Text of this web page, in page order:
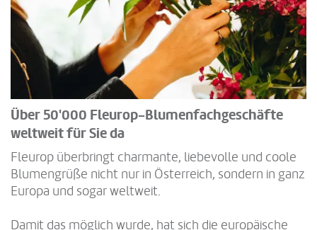
Über 50'000 Fleurop-Blumenfachgeschäfte
weltweit für Sie da
Fleurop überbringt charmante, liebevolle und coole
Blumengrüße nicht nur in Österreich, sondern in ganz
Europa und sogar weltweit.
Damit das möglich wurde, hat sich die europäische